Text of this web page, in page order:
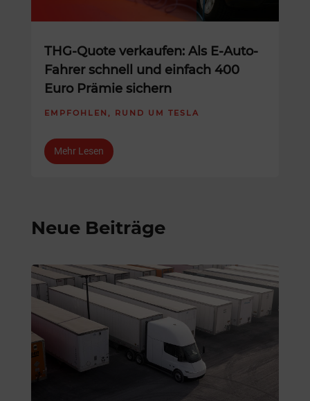
THG-Quote verkaufen: Als E-Auto-
Fahrer schnell und einfach 400
Euro Prämie sichern
EMPFOHLEN , RUND UM TESLA
Mehr Lesen
Neue Beiträge